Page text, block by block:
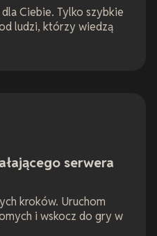
Ciebie. Tylko szybkie
ludzi, którzy wiedzą
serwera
kroków. Uruchom
i wskocz do gry w